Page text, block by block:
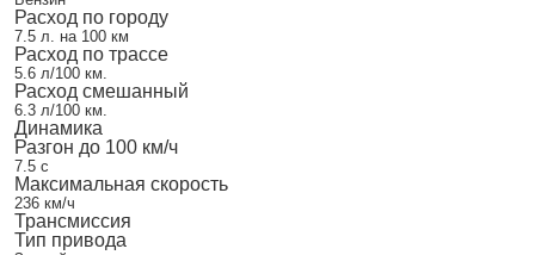
Расход по городу
7.5 л. на 100 км
Расход по трассе
5.6 л/100 км.
Расход смешанный
6.3 л/100 км.
Динамика
Разгон до 100 км/ч
7.5 с
Максимальная скорость
236 км/ч
Трансмиссия
Тип привода